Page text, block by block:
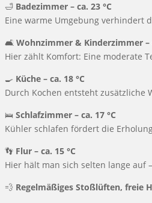
🛁 Badezimmer – ca. 23 °C
Eine warme Umgebung verhindert
🛋️Wohnzimmer & Kinderzimmer –
Hier zählt Komfort: Eine moderate
🍳 Küche – ca. 18 °C
Durch Kochen entsteht
🛌Schlafzimmer – ca. 17 °C
Kühler schlafen fördert die
👣 Flur – ca. 15 °C
Hier hält man sich selten lange
💨 Regelmäßiges Stoßlüften, freie